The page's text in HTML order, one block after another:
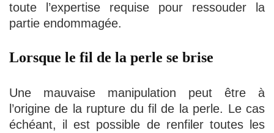
toute l’expertise requise pour ressouder la
partie endommagée.
Lorsque le fil de la perle se brise
Une mauvaise manipulation peut être à
l’origine de la rupture du fil de la perle. Le cas
échéant, il est possible de renfiler toutes les